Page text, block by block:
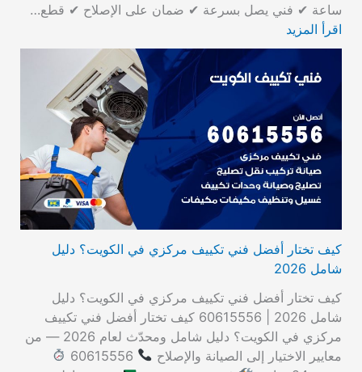
ساعة ✔ فني يصل بسرعة ✔ ضمان على الإصلاح ✔ قطع…
اقرأ المزيد
كيف تختار أفضل فني تكييف مركزي في الكويت؟ دليل
شامل 2026
كيف تختار أفضل فني تكييف مركزي في الكويت؟ دليل
شامل 2026 | 60615556 كيف تختار أفضل فني تكييف
مركزي في الكويت؟ دليل شامل ومحدّث لعام 2026 — من
معايير الاختيار إلى الصيانة والإصلاح